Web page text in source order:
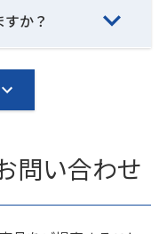
か？
問い合わせ